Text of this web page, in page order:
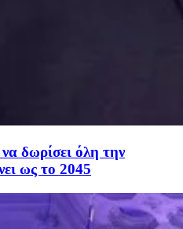
δωρίσει όλη την
ως το 2045